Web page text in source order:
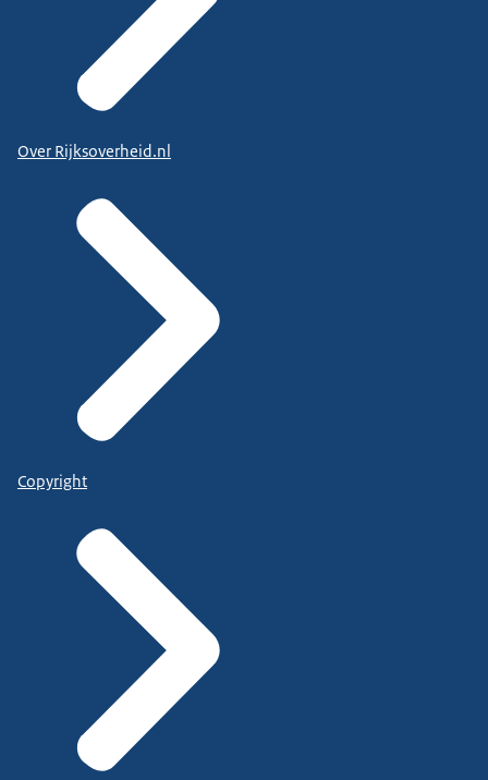
Over Rijksoverheid.nl
Copyright